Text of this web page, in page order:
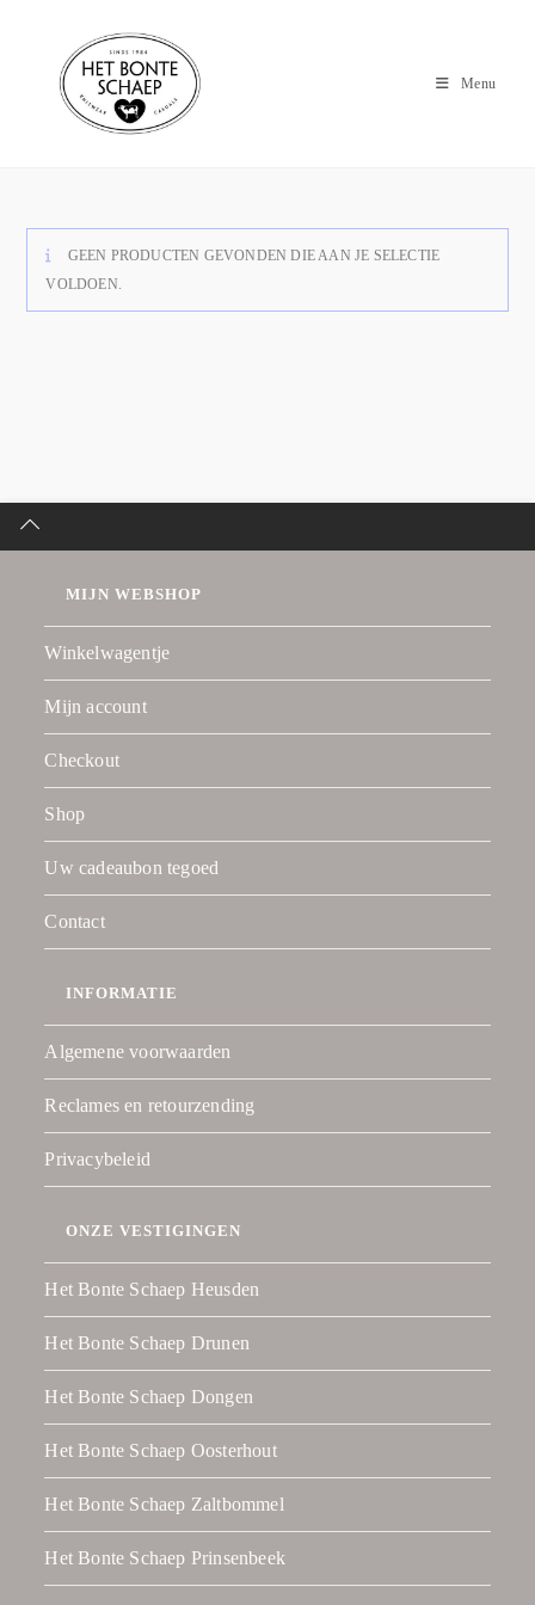
Menu
GEEN PRODUCTEN GEVONDEN DIE AAN JE SELECTIE
VOLDOEN.
MIJN WEBSHOP
Winkelwagentje
Mijn account
Checkout
Shop
Uw cadeaubon tegoed
Contact
INFORMATIE
Algemene voorwaarden
Reclames en retourzending
Privacybeleid
ONZE VESTIGINGEN
Het Bonte Schaep Heusden
Het Bonte Schaep Drunen
Het Bonte Schaep Dongen
Het Bonte Schaep Oosterhout
Het Bonte Schaep Zaltbommel
Het Bonte Schaep Prinsenbeek